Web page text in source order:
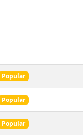
Popular
Popular
Popular